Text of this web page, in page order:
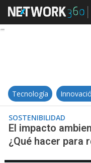
Tecnología
SOSTENIBILIDAD
El impacto
¿Qué hacer para